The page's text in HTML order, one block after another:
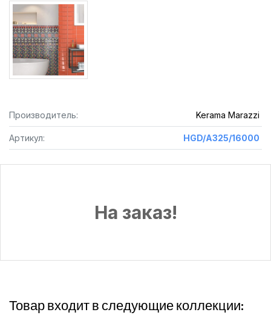
Производитель: Kerama Marazzi
Артикул: HGD/A325/16000
На заказ!
Товар входит в следующие коллекции: